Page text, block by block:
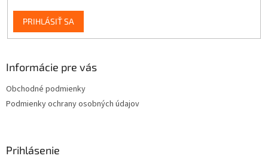
PRIHLÁSIŤ SA
Informácie pre vás
Obchodné podmienky
Podmienky ochrany osobných údajov
Prihlásenie